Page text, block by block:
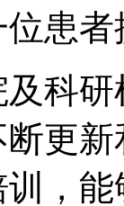
患
科
更
，